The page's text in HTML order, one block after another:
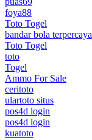
foya88
Toto Togel
bandar bola terpercaya
Toto Togel
toto
Togel
Ammo For Sale
ceritoto
ulartoto situs
pos4d login
pos4d login
kuatoto